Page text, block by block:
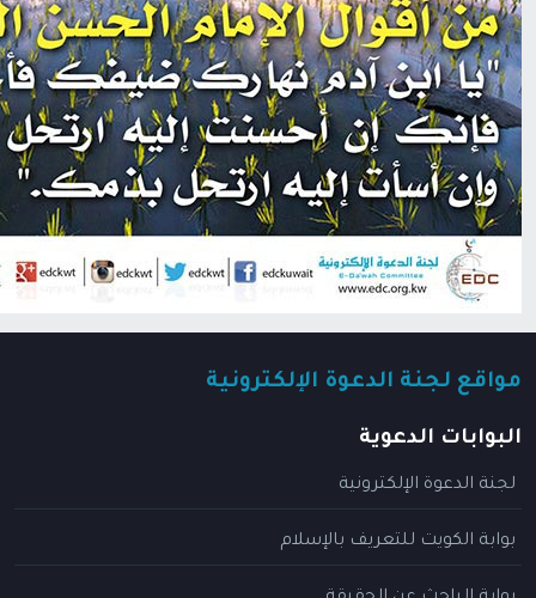
مواقع لجنة الدعوة الإلكترونية
البوابات الدعوية
لجنة الدعوة الإلكترونية
بوابة الكويت للتعريف بالإسلام